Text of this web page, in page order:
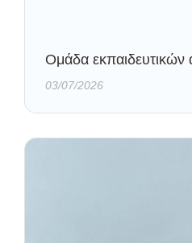
Oμάδα
03/07/2026